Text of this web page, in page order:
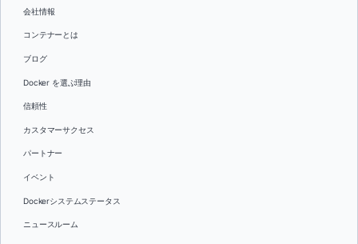
会社情報
コンテナーとは
ブログ
Docker を選ぶ理由
信頼性
カスタマーサクセス
パートナー
イベント
Dockerシステムステータス
ニュースルーム